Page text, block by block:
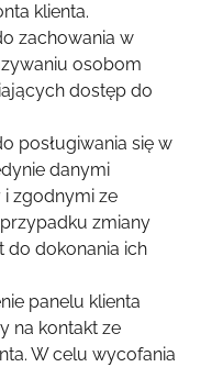
klienta.
zachowania w
osobom
dostęp do
posługiwania się w
danymi
zgodnymi ze
zmiany
do dokonania ich
panelu klienta
na kontakt ze
W celu wycofania